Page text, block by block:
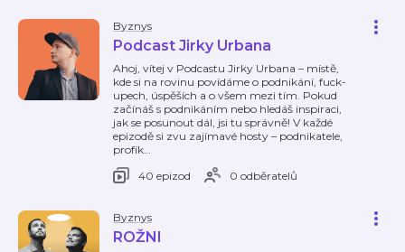
Byznys
Podcast Jirky Urbana
Ahoj, vítej v Podcastu Jirky Urbana – místě,
kde si na rovinu povídáme o podnikání, fuck-
upech, úspěších a o všem mezi tím. Pokud
začínáš s podnikáním nebo hledáš inspiraci,
jak se posunout dál, jsi tu správně! V každé
epizodě si zvu zajímavé hosty – podnikatele,
profík…
40 epizod
0 odběratelů
Byznys
ROŽNI